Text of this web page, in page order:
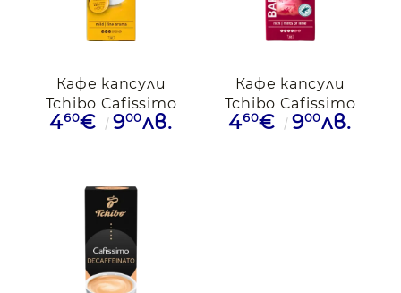
Кафе капсули
Tchibo Cafissimo
Fine Aroma, 10
460€ 900лв.
Кафе капсули
Tchibo Cafissimo
Barista Columbia, 10
460€ 900лв.